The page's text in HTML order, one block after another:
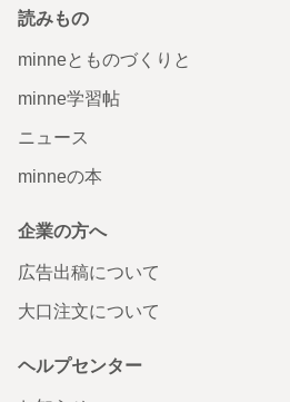
読みもの
minneとものづくりと
minne学習帖
ニュース
minneの本
企業の方へ
広告出稿について
大口注文について
ヘルプセンター